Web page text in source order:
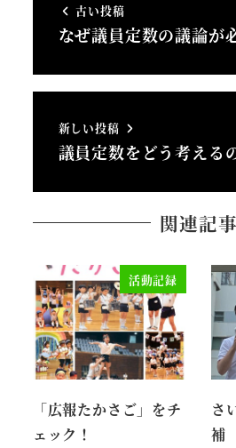
古い投稿
なぜ議員定数の議論が
新しい投稿
議員定数をどう考える
関連記事
活動記録
「広報たかさご」をチ
ェック！
さ
補